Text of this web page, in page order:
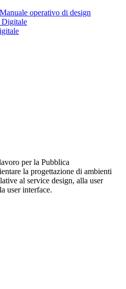
operativo di design
per la Pubblica
la progettazione di ambienti
al service design, alla user
user interface.